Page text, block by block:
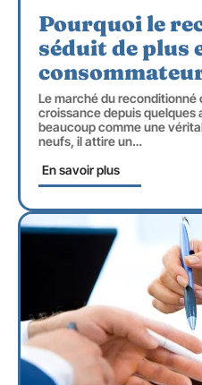
Pourquoi le
séduit de plus
Le marché du reconditionné
croissance depuis quelques
beaucoup comme une
neufs, il attire un…
En savoir plus